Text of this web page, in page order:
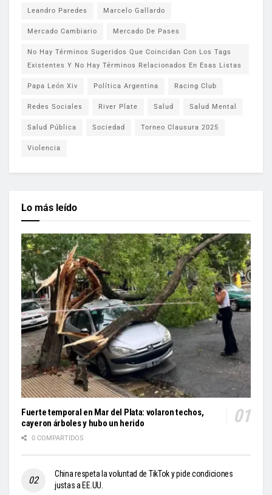
Leandro Paredes Marcelo Gallardo
Mercado Cambiario Mercado De Pases
No Hay Términos Sugeridos Que Coincidan Con Los Tags
Existentes Y No Hay Términos Relacionados En Esas Listas
Papa León Xiv Política Argentina Racing Club
Redes Sociales River Plate Salud Salud Mental
Salud Pública Sociedad Torneo Clausura 2025
Violencia
Lo más leído
Fuerte temporal en Mar del Plata: volaron techos,
cayeron árboles y hubo un herido
0 COMPARTIDOS
China respeta la voluntad de TikTok y pide condiciones
justas a EE.UU.